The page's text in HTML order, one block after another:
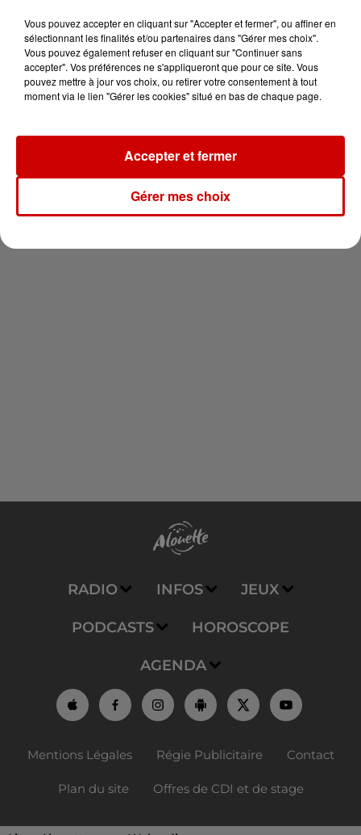
RADIO INFOS JEUX
PODCASTS HOROSCOPE
AGENDA
Mentions Légales Régie Publicitaire Contact
Plan du site Offres de CDI et de stage
Vous pouvez accepter en cliquant sur "Accepter et fermer", ou affiner en
sélectionnant les finalités et/ou partenaires dans "Gérer mes choix".
Vous pouvez également refuser en cliquant sur "Continuer sans
accepter". Vos préférences ne s'appliqueront que pour ce site. Vous
pouvez mettre à jour vos choix, ou retirer votre consentement à tout
moment via le lien "Gérer les cookies" situé en bas de chaque page.
Gérer mes choix
Accepter et fermer